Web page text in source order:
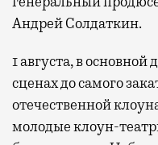
Андрей Солдаткин.
1 августа, в
сценах до самого
отечественной
молодые клоун-